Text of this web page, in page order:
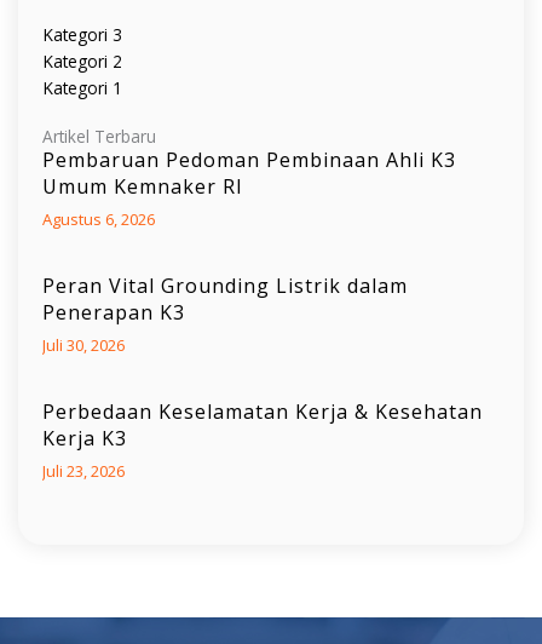
Kategori 3
Kategori 2
Kategori 1
Artikel Terbaru
Pembaruan Pedoman Pembinaan Ahli K3
Umum Kemnaker RI
Agustus 6, 2026
Peran Vital Grounding Listrik dalam
Penerapan K3
Juli 30, 2026
Perbedaan Keselamatan Kerja & Kesehatan
Kerja K3
Juli 23, 2026